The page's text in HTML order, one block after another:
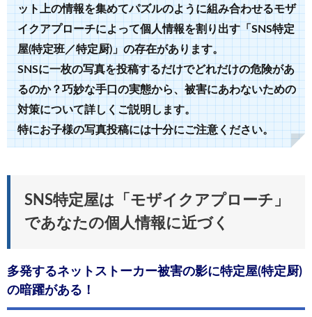
ット上の情報を集めてパズルのように組み合わせるモザ
イクアプローチによって個人情報を割り出す「SNS特定
屋(特定班／特定厨)」の存在があります。
SNSに一枚の写真を投稿するだけでどれだけの危険があ
るのか？巧妙な手口の実態から、被害にあわないための
対策について詳しくご説明します。
特にお子様の写真投稿には十分にご注意ください。
SNS特定屋は「モザイクアプローチ」
であなたの個人情報に近づく
多発するネットストーカー被害の影に特定屋(特定厨)
の暗躍がある！